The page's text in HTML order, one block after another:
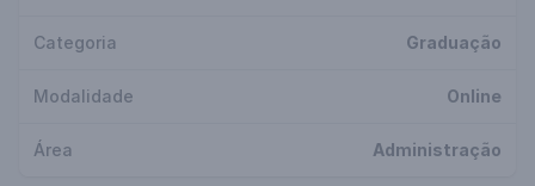
Categoria Graduação
Modalidade Online
Área Administração